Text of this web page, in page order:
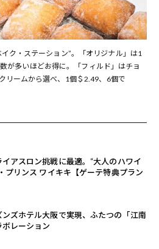
ク・ステーション”。「オリジナル」は1
が多いほどお得に。「フィルド」はチョ
リームから選べ、1個＄2.49、6個で
アスロン挑戦に最適。“大人のハワイ
プリンス ワイキキ【ゲーテ特典プラン
ンズホテル大阪で実現、ふたつの「江南
レーション